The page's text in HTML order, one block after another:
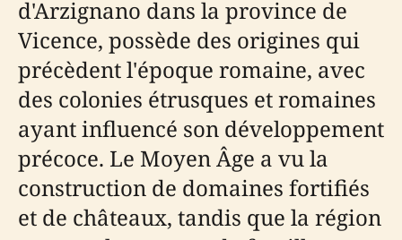
d'Arzignano dans la province de
Vicence, possède des origines qui
précèdent l'époque romaine, avec
des colonies étrusques et romaines
ayant influencé son développement
précoce. Le Moyen Âge a vu la
construction de domaines fortifiés
et de châteaux, tandis que la région